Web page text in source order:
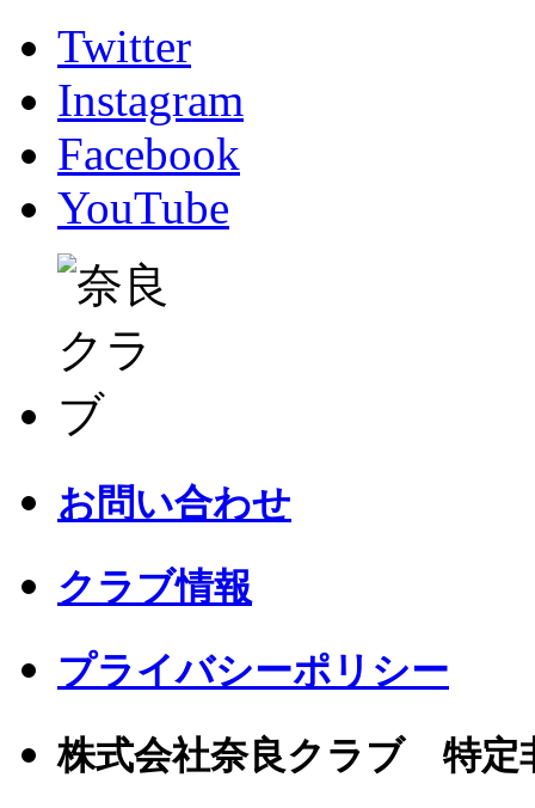
Twitter
Instagram
Facebook
YouTube
お問い合わせ
クラブ情報
プライバシーポリシー
株式会社奈良クラブ 特定